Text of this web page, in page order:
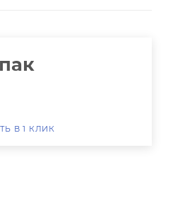
В 1 КЛИК